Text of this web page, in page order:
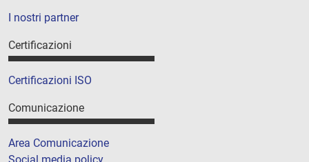
I nostri partner
Certificazioni
Certificazioni ISO
Comunicazione
Area Comunicazione